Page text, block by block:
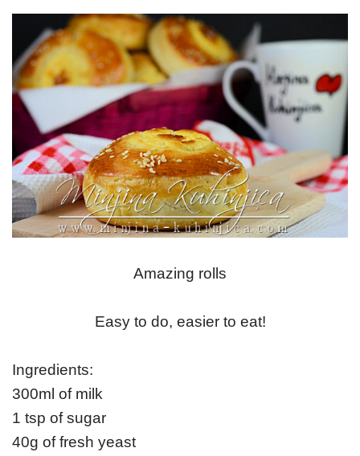
Amazing rolls
Easy to do, easier to eat!
Ingredients:
300ml of milk
1 tsp of sugar
40g of fresh yeast